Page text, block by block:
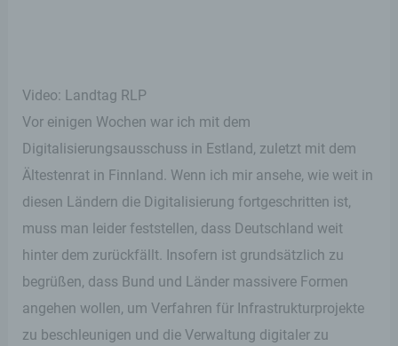
Video: Landtag RLP
Vor einigen Wochen war ich mit dem
Digitalisierungsausschuss in Estland, zuletzt mit dem
Ältestenrat in Finnland. Wenn ich mir ansehe, wie weit in
diesen Ländern die Digitalisierung fortgeschritten ist,
muss man leider feststellen, dass Deutschland weit
hinter dem zurückfällt. Insofern ist grundsätzlich zu
begrüßen, dass Bund und Länder massivere Formen
angehen wollen, um Verfahren für Infrastrukturprojekte
zu beschleunigen und die Verwaltung digitaler zu